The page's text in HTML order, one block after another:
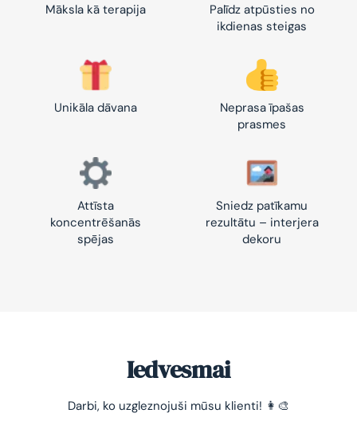
Māksla kā terapija
Palīdz atpūsties no
ikdienas steigas
Unikāla dāvana
Neprasa īpašas
prasmes
Attīsta
koncentrēšanās
spējas
Sniedz patīkamu
rezultātu – interjera
dekoru
Iedvesmai
Darbi, ko uzgleznojuši mūsu klienti! 👩‍🎨
-10% pirmajam pasūtījumam
Vienkāršs veids, kā atslābināties un nomierināt